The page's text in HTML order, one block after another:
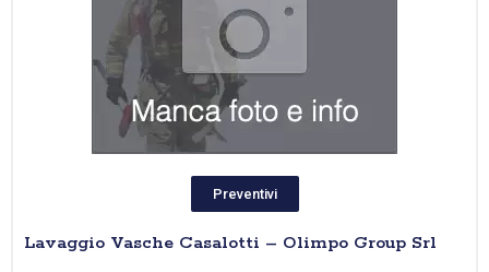
Preventivi
Lavaggio Vasche Casalotti – Olimpo Group Srl